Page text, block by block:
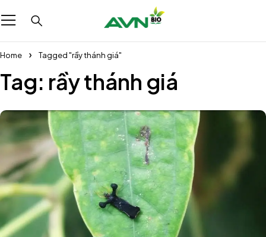
Home Tagged "rầy thánh giá"
Tag: rầy thánh giá